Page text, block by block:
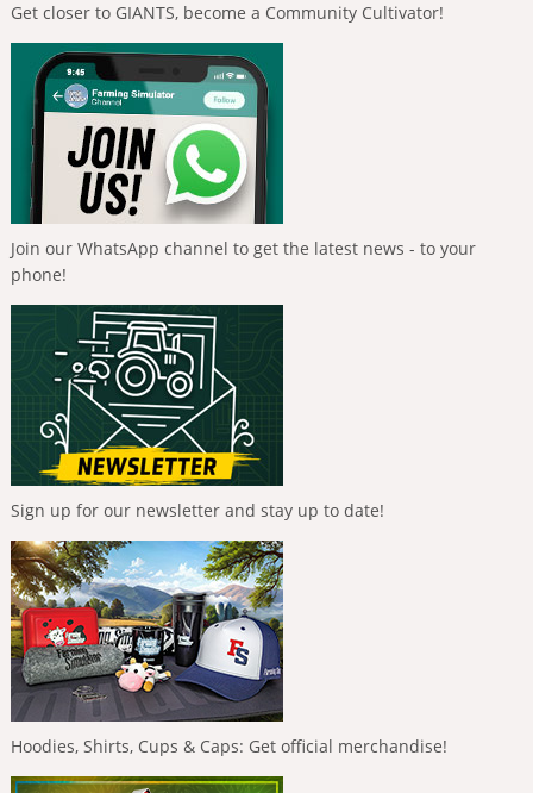
Get closer to GIANTS, become a Community Cultivator!
Join our WhatsApp channel to get the latest news - to your
phone!
Sign up for our newsletter and stay up to date!
Hoodies, Shirts, Cups & Caps: Get official merchandise!